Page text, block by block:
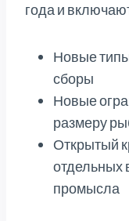
года и
Новые
сборы
Новые
размеру
Открытый
отдельных
промысла